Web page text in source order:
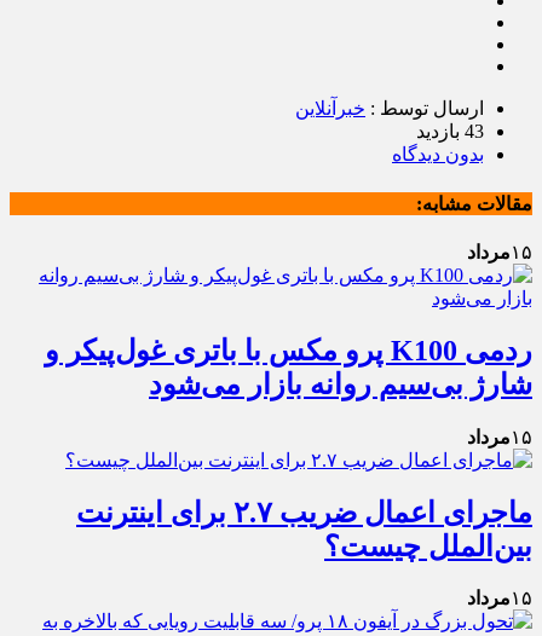
ارسال توسط : خبرآنلاین
43 بازدید
بدون دیدگاه
مقالات مشابه:
۱۵مرداد
ردمی K100 پرو مکس با باتری غول‌پیکر و
شارژ بی‌سیم روانه بازار می‌شود
۱۵مرداد
ماجرای اعمال ضریب ۲.۷ برای اینترنت
بین‌الملل چیست؟
۱۵مرداد